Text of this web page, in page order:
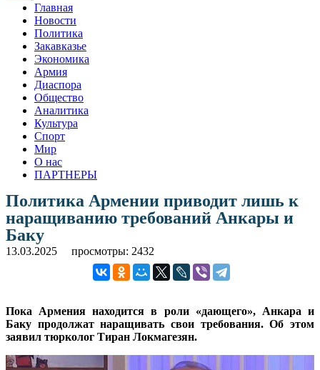
Главная
Новости
Политика
Закавказье
Экономика
Армия
Диаспора
Общество
Аналитика
Культура
Спорт
Мир
О нас
ПАРТНЕРЫ
Политика Армении приводит лишь к
наращиванию требований Анкары и
Баку
13.03.2025 просмотры: 2432
Пока Армения находится в роли «дающего», Анкара и
Баку продолжат наращивать свои требования. Об этом
заявил тюрколог Тиран Локмагезян.